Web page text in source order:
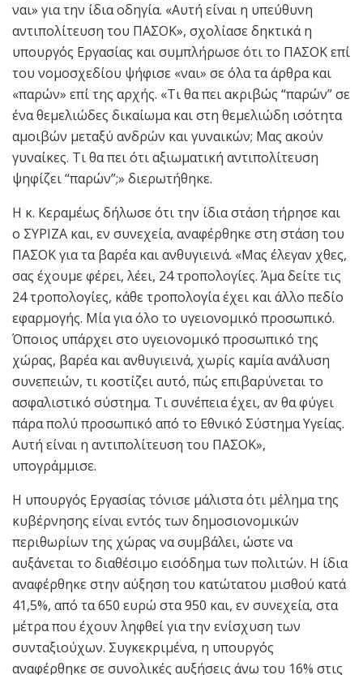
ναι» για την ίδια οδηγία. «Αυτή είναι η υπεύθυνη
αντιπολίτευση του ΠΑΣΟΚ», σχολίασε δηκτικά η
υπουργός Εργασίας και συμπλήρωσε ότι το ΠΑΣΟΚ επί
του νομοσχεδίου ψήφισε «ναι» σε όλα τα άρθρα και
«παρών» επί της αρχής. «Τι θα πει ακριβώς “παρών” σε
ένα θεμελιώδες δικαίωμα και στη θεμελιώδη ισότητα
αμοιβών μεταξύ ανδρών και γυναικών; Μας ακούν
γυναίκες. Τι θα πει ότι αξιωματική αντιπολίτευση
ψηφίζει “παρών”;» διερωτήθηκε.
Η κ. Κεραμέως δήλωσε ότι την ίδια στάση τήρησε και
ο ΣΥΡΙΖΑ και, εν συνεχεία, αναφέρθηκε στη στάση του
ΠΑΣΟΚ για τα βαρέα και ανθυγιεινά. «Μας έλεγαν χθες,
σας έχουμε φέρει, λέει, 24 τροπολογίες. Άμα δείτε τις
24 τροπολογίες, κάθε τροπολογία έχει και άλλο πεδίο
εφαρμογής. Μία για όλο το υγειονομικό προσωπικό.
Όποιος υπάρχει στο υγειονομικό προσωπικό της
χώρας, βαρέα και ανθυγιεινά, χωρίς καμία ανάλυση
συνεπειών, τι κοστίζει αυτό, πώς επιβαρύνεται το
ασφαλιστικό σύστημα. Τι συνέπεια έχει, αν θα φύγει
πάρα πολύ προσωπικό από το Εθνικό Σύστημα Υγείας.
Αυτή είναι η αντιπολίτευση του ΠΑΣΟΚ»,
υπογράμμισε.
Η υπουργός Εργασίας τόνισε μάλιστα ότι μέλημα της
κυβέρνησης είναι εντός των δημοσιονομικών
περιθωρίων της χώρας να συμβάλει, ώστε να
αυξάνεται το διαθέσιμο εισόδημα των πολιτών. Η ίδια
αναφέρθηκε στην αύξηση του κατώτατου μισθού κατά
41,5%, από τα 650 ευρώ στα 950 και, εν συνεχεία, στα
μέτρα που έχουν ληφθεί για την ενίσχυση των
συνταξιούχων. Συγκεκριμένα, η υπουργός
αναφέρθηκε σε συνολικές αυξήσεις άνω του 16% στις